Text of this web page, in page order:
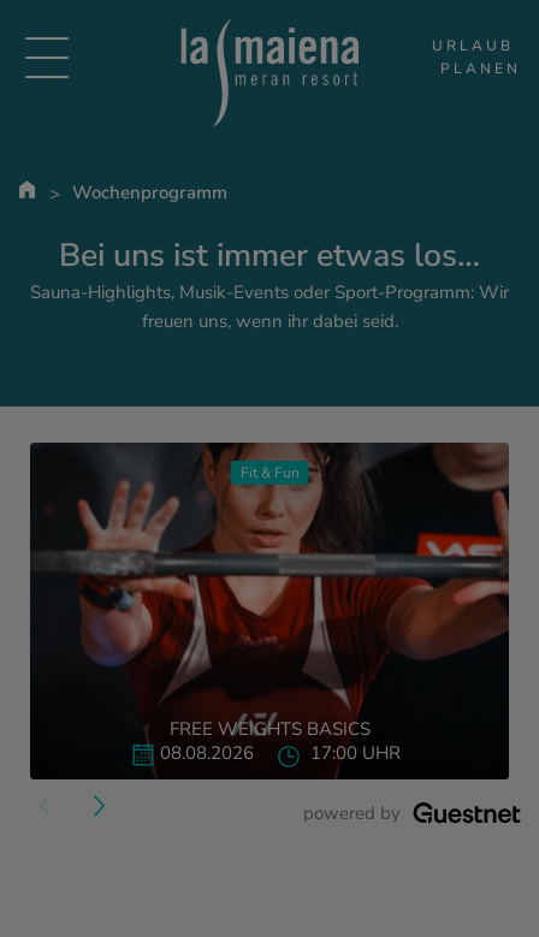
URLAUB
PLANEN
Wochenprogramm
Bei uns ist immer etwas los…
Sauna-Highlights, Musik-Events oder Sport-Programm: Wir
freuen uns, wenn ihr dabei seid.
Fit & Fun
FREE WEIGHTS BASICS
08.08.2026
17:00 UHR
powered by